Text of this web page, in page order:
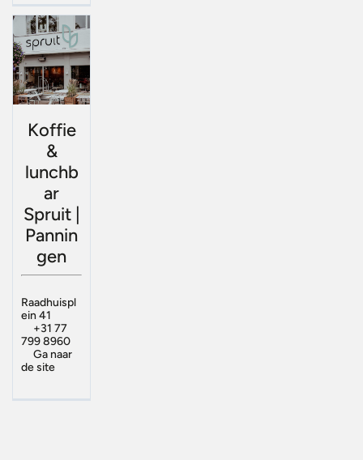
Koffie
&
lunchb
ar
Spruit |
Pannin
gen
Raadhuispl
ein 41
+31 77
799 8960
Ga naar
de site